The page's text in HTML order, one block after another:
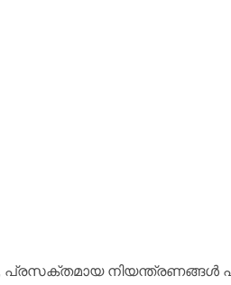
നിയന്ത്രണങ്ങൾ